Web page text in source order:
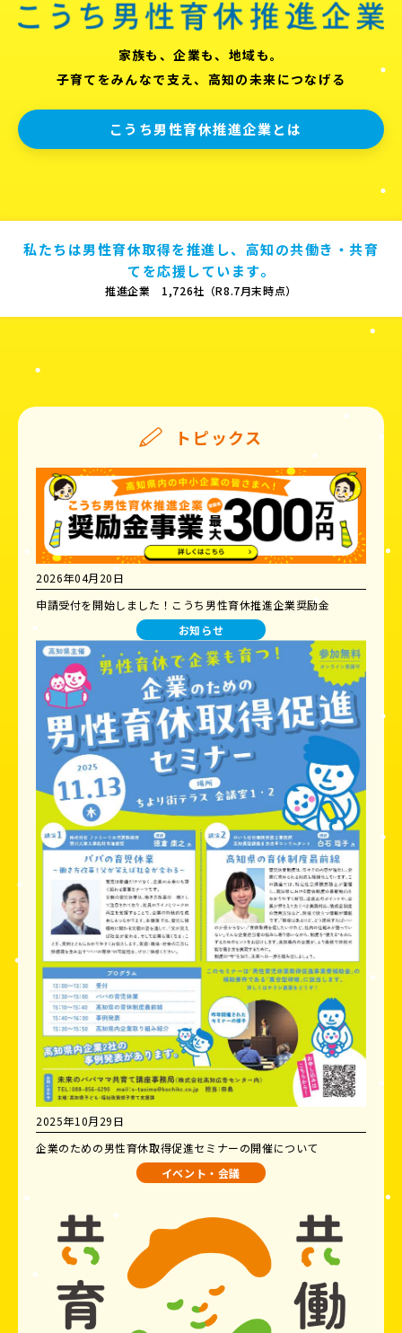
家族も、企業も、地域も。
子育てをみんなで支え、高知の未来につなげる
こうち男性育休推進企業とは
私たちは男性育休取得を推進し、高知の共働き・共育
てを応援しています。
推進企業 1,726社（R8.7月末時点）
トピックス
2026年04月20日
申請受付を開始しました！こうち男性育休推進企業奨励金
お知らせ
2025年10月29日
企業のための男性育休取得促進セミナーの開催について
イベント・会議